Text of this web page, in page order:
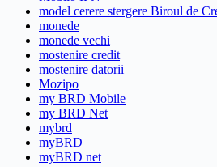
model cerere stergere Biroul de
monede
monede vechi
mostenire credit
mostenire datorii
Mozipo
my BRD Mobile
my BRD Net
mybrd
myBRD
myBRD net